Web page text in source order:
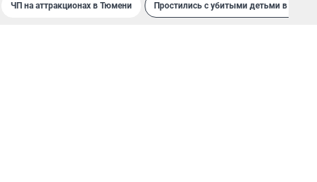
ЧП на аттракционах в Тюмени Простились с убитыми детьми в